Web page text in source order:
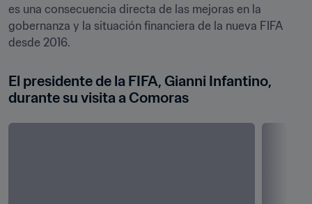
es una consecuencia directa de las mejoras en la
gobernanza y la situación financiera de la nueva FIFA
El presidente de la FIFA, Gianni Infantino,
durante su visita a Comoras